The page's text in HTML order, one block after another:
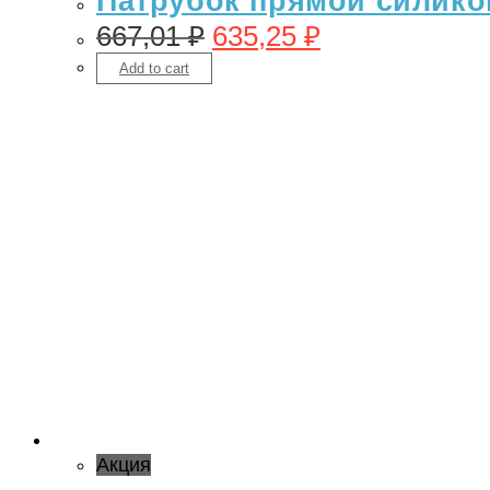
667,01₽ 635,25 ₽
Add to cart
Акция